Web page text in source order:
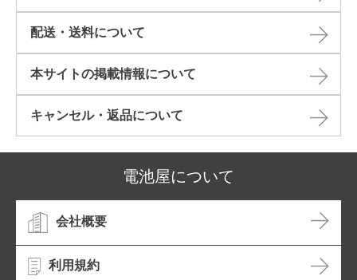
配送・送料について
本サイトの掲載情報について​
キャンセル・返品について​
電池屋について
会社概要
利用規約